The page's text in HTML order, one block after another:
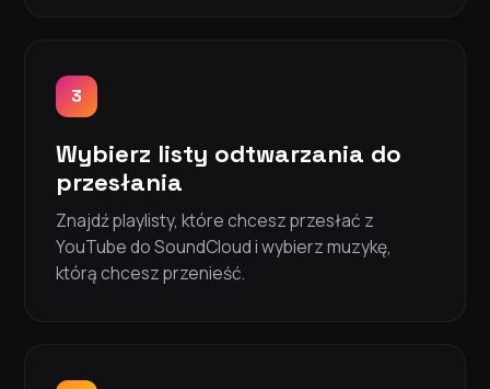
3
Wybierz listy odtwarzania do
przesłania
Znajdź playlisty, które chcesz przesłać z
YouTube do SoundCloud i wybierz muzykę,
którą chcesz przenieść.